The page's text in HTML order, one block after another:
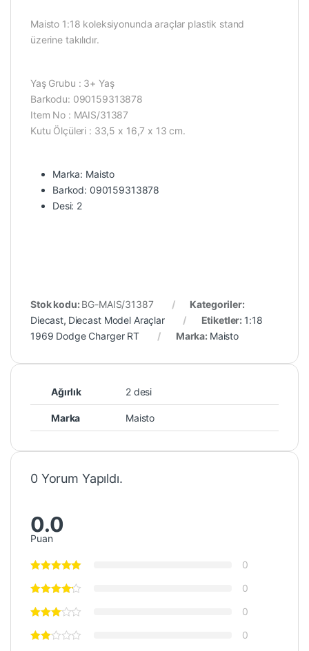
Maisto 1:18 koleksiyonunda araçlar plastik stand
üzerine takılıdır.
Yaş Grubu : 3+ Yaş
Barkodu: 090159313878
Item No : MAIS/31387
Kutu Ölçüleri : 33,5 x 16,7 x 13 cm.
Marka: Maisto
Barkod: 090159313878
Desi: 2
Stok kodu: BG-MAIS/31387
Kategoriler:
Diecast, Diecast Model Araçlar Etiketler: 1:18
1969 Dodge Charger RT
Marka: Maisto
Ağırlık 2 desi
Marka Maisto
0 Yorum Yapıldı.
0.0
Puan
0
0
0
0